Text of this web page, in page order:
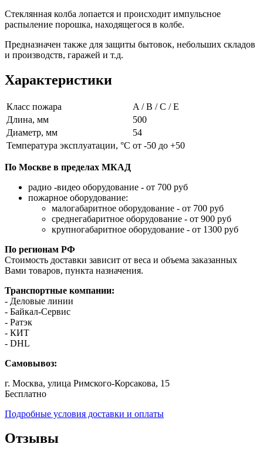
Стеклянная колба лопается и происходит импульсное
распыление порошка, находящегося в колбе.
Предназначен также для защиты бытовок, небольших складов
и производств, гаражей и т.д.
Характеристики
Класс пожара
A / B / C / E
Длина, мм
500
Диаметр, мм
54
Температура эксплуатации, °C от -50 до +50
По Москве в пределах МКАД
радио -видео оборудование - от 700 руб
пожарное оборудование:
малогабаритное оборудование - от 700 руб
среднегабаритное оборудование - от 900 руб
крупногабаритное оборудование - от 1300 руб
По регионам РФ
Стоимость доставки зависит от веса и объема заказанных
Вами товаров, пункта назначения.
Транспортные компании:
- Деловые линии
- Байкал-Сервис
- Ратэк
- КИТ
- DHL
Самовывоз:
г. Москва, улица Римского-Корсакова, 15
Бесплатно
Подробные условия доставки и оплаты
Отзывы